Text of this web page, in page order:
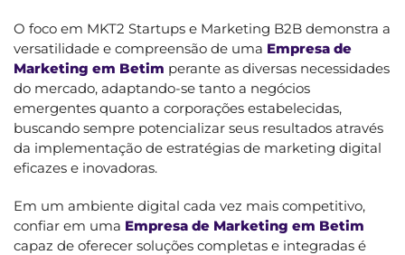
O foco em MKT2 Startups e Marketing B2B demonstra a
versatilidade e compreensão de uma Empresa de
Marketing em Betim perante as diversas necessidades
do mercado, adaptando-se tanto a negócios
emergentes quanto a corporações estabelecidas,
buscando sempre potencializar seus resultados através
da implementação de estratégias de marketing digital
eficazes e inovadoras.
Em um ambiente digital cada vez mais competitivo,
confiar em uma Empresa de Marketing em Betim
capaz de oferecer soluções completas e integradas é